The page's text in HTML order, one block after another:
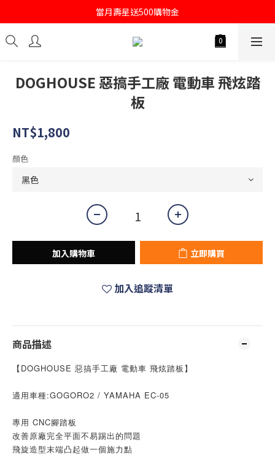
註冊會員即送購物金100
當月壽星送500購物金
註冊會員即送購物金100
DOGHOUSE 惡搞手工廠 電動車 飛炫踏
板
NT$1,800
顏色
加入購物車 立即購買
加入追蹤清單
商品描述
【DOGHOUSE 惡搞手工廠 電動車 飛炫踏板】
適用車種:GOGORO2 / YAMAHA EC-05
專用 CNC腳踏板
改善原廠完全平面不易踢出的問題
飛旋造型末端凸起做一個施力點